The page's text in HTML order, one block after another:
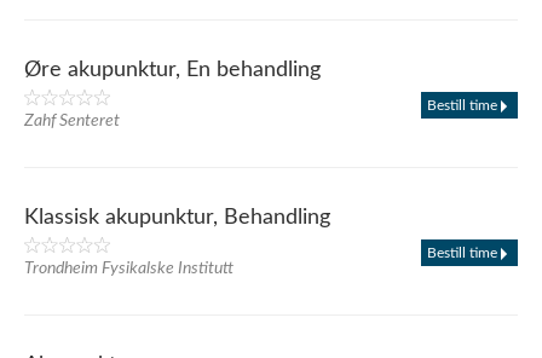
Øre akupunktur, En behandling
Zahf Senteret
Bestill time
Klassisk akupunktur, Behandling
Trondheim Fysikalske Institutt
Bestill time